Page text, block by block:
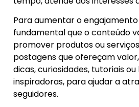
Para aumentar o engajamento
fundamental que o conteúdo
promover produtos ou
postagens que ofereçam
dicas, curiosidades, tutoriais
inspiradoras, para ajudar a
seguidores.